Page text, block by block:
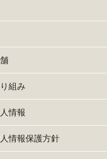
組み
情報
情報保護方針